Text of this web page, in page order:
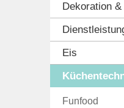
Dekoration
Eis
Funfood